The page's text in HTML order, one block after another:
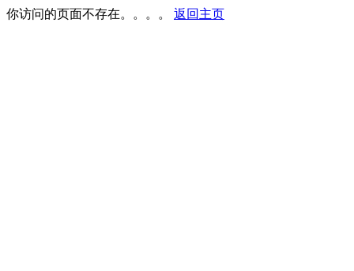
你访问的页面不存在。。。。 返回主页